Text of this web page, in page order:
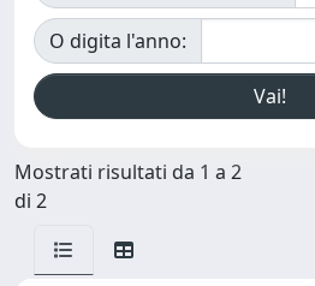
O digita l'anno:
Mostrati risultati da 1 a 2
di 2